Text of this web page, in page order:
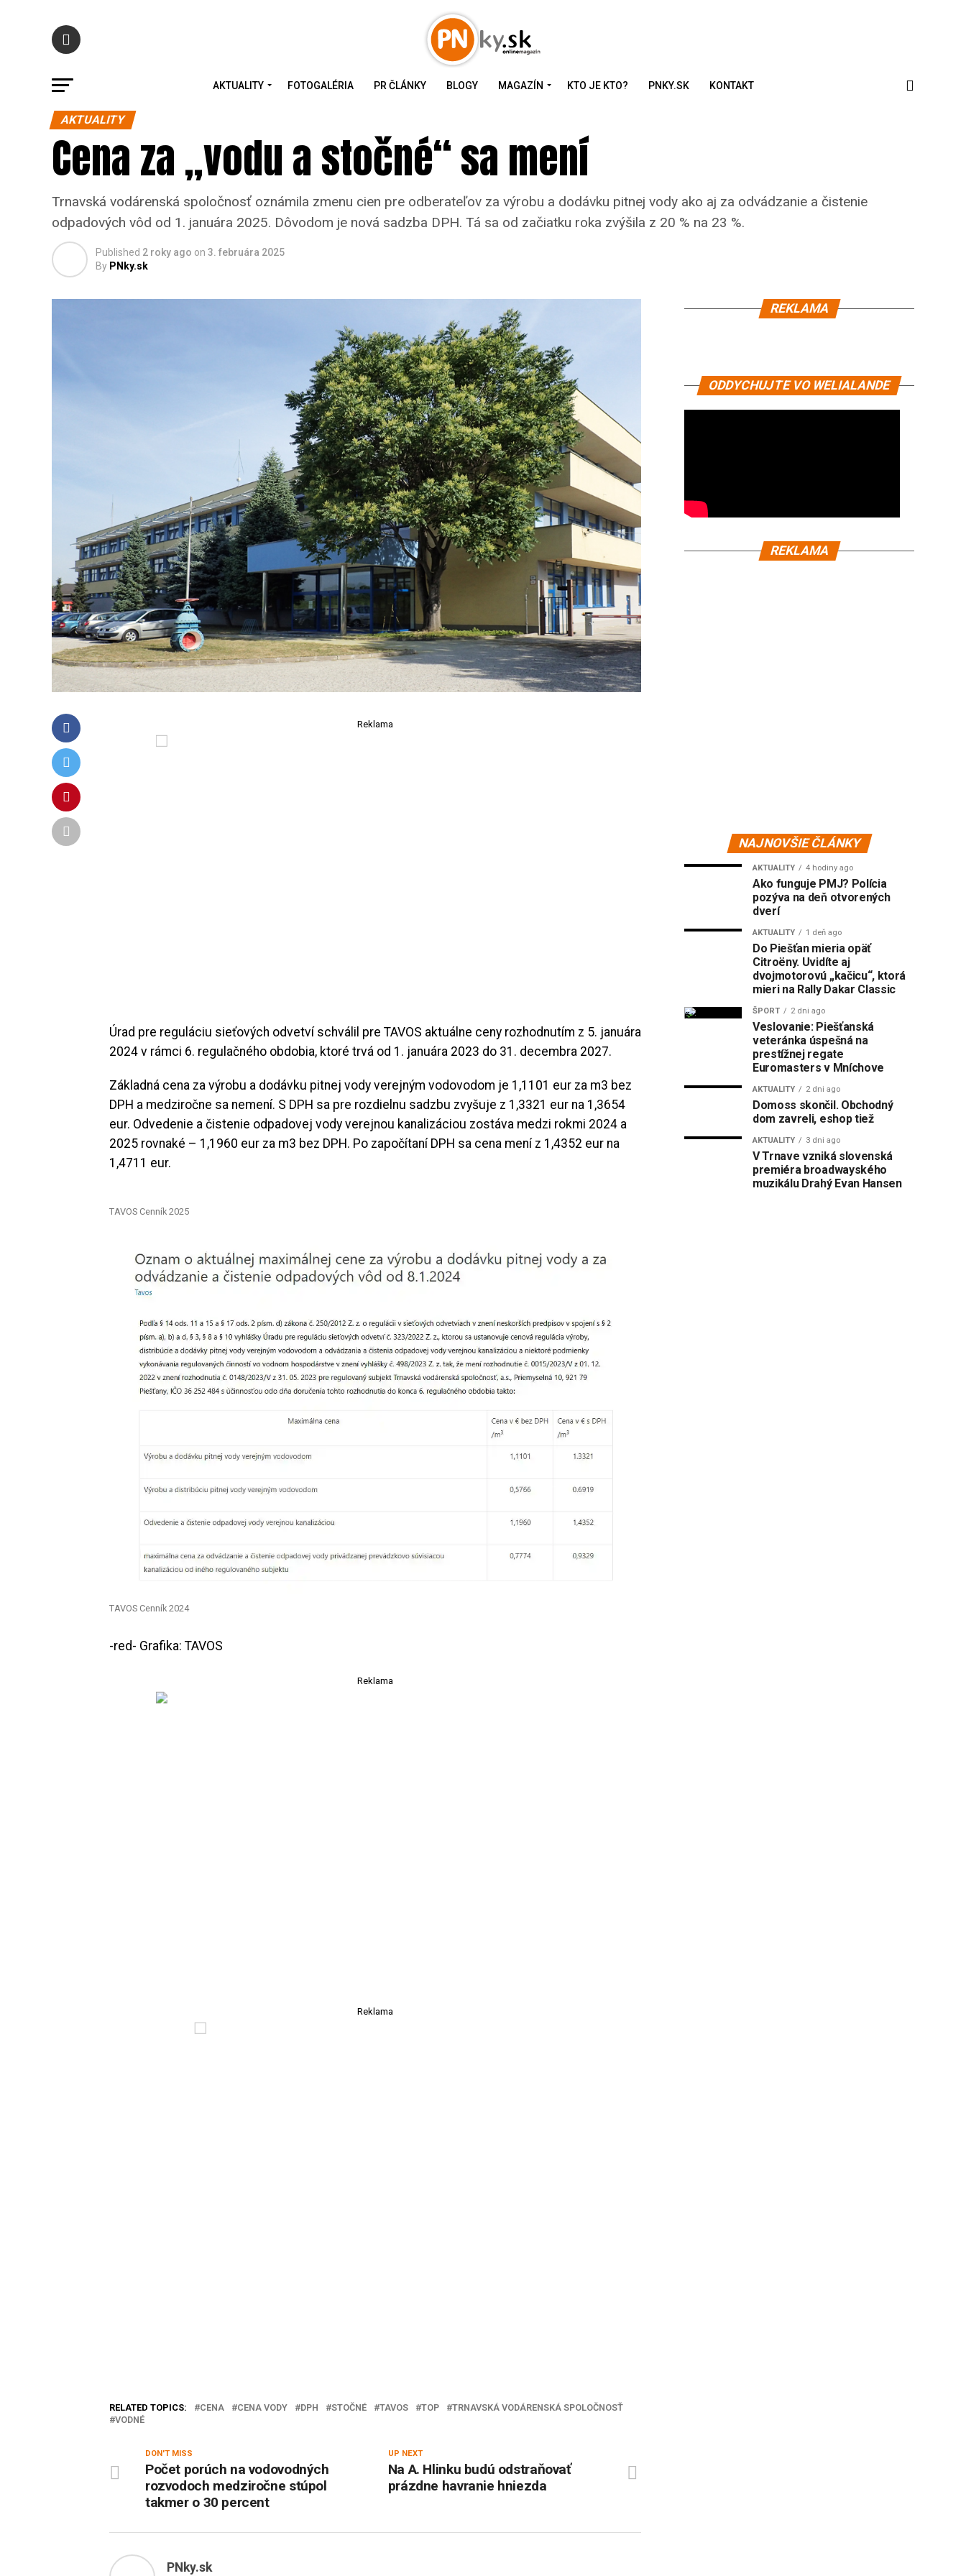
AKTUALITY FOTOGALÉRIA PR ČLÁNKY BLOGY MAGAZÍN KTO JE KTO? PNKY.SK KONTAKT
AKTUALITY
Cena za „vodu a stočné“ sa mení
Trnavská vodárenská spoločnosť oznámila zmenu cien pre odberateľov za výrobu a dodávku pitnej vody ako aj za odvádzanie a čistenie
odpadových vôd od 1. januára 2025. Dôvodom je nová sadzba DPH. Tá sa od začiatku roka zvýšila z 20 % na 23 %.
Published 2 roky ago on 3. februára 2025
By PNky.sk
Reklama
Úrad pre reguláciu sieťových odvetví schválil pre TAVOS aktuálne ceny rozhodnutím z 5. januára
2024 v rámci 6. regulačného obdobia, ktoré trvá od 1. januára 2023 do 31. decembra 2027.
Základná cena za výrobu a dodávku pitnej vody verejným vodovodom je 1,1101 eur za m3 bez
DPH a medziročne sa nemení. S DPH sa pre rozdielnu sadzbu zvyšuje z 1,3321 eur na 1,3654
eur. Odvedenie a čistenie odpadovej vody verejnou kanalizáciou zostáva medzi rokmi 2024 a
2025 rovnaké – 1,1960 eur za m3 bez DPH. Po započítaní DPH sa cena mení z 1,4352 eur na
1,4711 eur.
TAVOS Cenník 2025
TAVOS Cenník 2024
-red- Grafika: TAVOS
Reklama
Reklama
RELATED TOPICS: CENA CENA VODY DPH STOČNÉ TAVOS TOP
TRNAVSKÁ VODÁRENSKÁ SPOLOČNOSŤ
VODNÉ
UP NEXT
Na A. Hlinku budú odstraňovať
prázdne havranie hniezda
DON'T MISS
Počet porúch na vodovodných
rozvodoch medziročne stúpol
takmer o 30 percent
PNky.sk
REKLAMA
ODDYCHUJTE VO WELIALANDE
REKLAMA
NAJNOVŠIE ČLÁNKY
AKTUALITY 4 hodiny ago
Ako funguje PMJ? Polícia
pozýva na deň otvorených
dverí
AKTUALITY 1 deň ago
Do Piešťan mieria opäť
Citroëny. Uvidíte aj
dvojmotorovú „kačicu“, ktorá
mieri na Rally Dakar Classic
ŠPORT 2 dni ago
Veslovanie: Piešťanská
veteránka úspešná na
prestížnej regate
Euromasters v Mníchove
AKTUALITY 2 dni ago
Domoss skončil. Obchodný
dom zavreli, eshop tiež
AKTUALITY 3 dni ago
V Trnave vzniká slovenská
premiéra broadwayského
muzikálu Drahý Evan Hansen